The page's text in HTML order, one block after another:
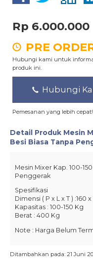
Rp 6.000.000
PRE
Hubungi kami untuk
produk ini.
Hubungi
Pemesanan yang lebih cepat!
Detail Produk Mesin
Besi Biasa Tanpa
Mesin Mixer Kap. 100-
Penggerak
Spesifikasi
Dimensi ( P x L x T ) :160
Kapasitas : 100-150 Kg
Berat : 400 Kg
Note : Harga Belum
Ditambahkan pada: 21 Juni